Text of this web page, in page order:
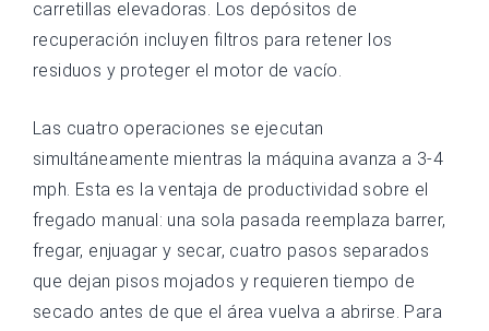
carretillas elevadoras. Los depósitos de
recuperación incluyen filtros para retener los
residuos y proteger el motor de vacío.
Las cuatro operaciones se ejecutan
simultáneamente mientras la máquina avanza a 3-4
mph. Esta es la ventaja de productividad sobre el
fregado manual: una sola pasada reemplaza barrer,
fregar, enjuagar y secar, cuatro pasos separados
que dejan pisos mojados y requieren tiempo de
secado antes de que el área vuelva a abrirse. Para